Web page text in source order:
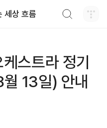
세상 흐름
스트라 정기
13일) 안내